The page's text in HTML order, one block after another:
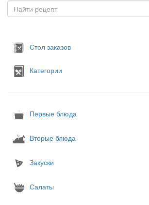
Стол заказов
Категории
Первые блюда
Вторые блюда
Закуски
Салаты